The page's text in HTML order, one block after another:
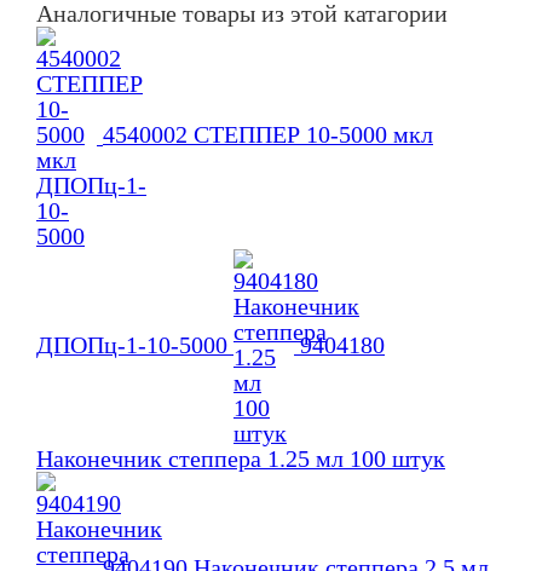
Аналогичные товары из этой катагории
4540002 СТЕППЕР 10-5000 мкл
ДПОПц-1-10-5000 9404180
Наконечник степпера 1.25 мл 100 штук